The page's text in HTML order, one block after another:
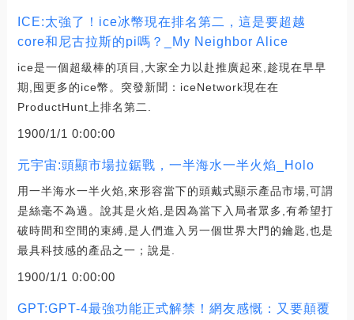
ICE:太強了！ice冰幣現在排名第二，這是要超越
core和尼古拉斯的pi嗎？_My Neighbor Alice
ice是一個超級棒的項目,大家全力以赴推廣起來,趁現在早早
期,囤更多的ice幣。突發新聞：iceNetwork現在在
ProductHunt上排名第二.
1900/1/1 0:00:00
元宇宙:頭顯市場拉鋸戰，一半海水一半火焰_Holo
用一半海水一半火焰,來形容當下的頭戴式顯示產品市場,可謂
是絲毫不為過。說其是火焰,是因為當下入局者眾多,有希望打
破時間和空間的束縛,是人們進入另一個世界大門的鑰匙,也是
最具科技感的產品之一；說是.
1900/1/1 0:00:00
GPT:GPT-4最強功能正式解禁！網友感慨：又要顛覆